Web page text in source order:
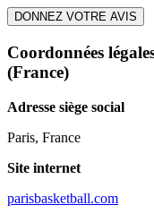
DONNEZ VOTRE AVIS
Coordonnées
(France)
Adresse siège social
Paris, France
Site internet
parisbasketball.com